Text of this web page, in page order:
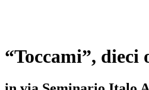
“Toccami”,